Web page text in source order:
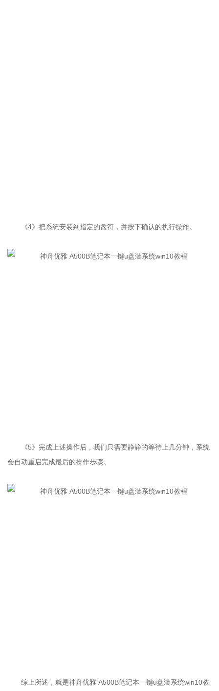
《4》把系统安装到指定的盘符，并按下确认的执行操作。
《5》完成上述操作后，我们只需要静静的等待上几分钟，系统
会自动重启完成最后的操作步骤。
综上所述，就是神舟优雅 A500B笔记本一键u盘装系统win10教